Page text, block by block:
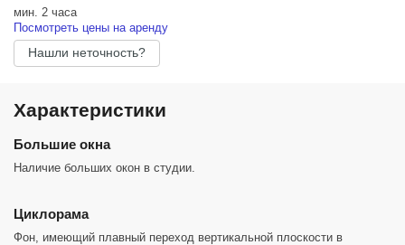
мин. 2 часа
Посмотреть цены на аренду
Нашли неточность?
Характеристики
Большие окна
Наличие больших окон в студии.
Циклорама
Фон, имеющий плавный переход вертикальной плоскости в